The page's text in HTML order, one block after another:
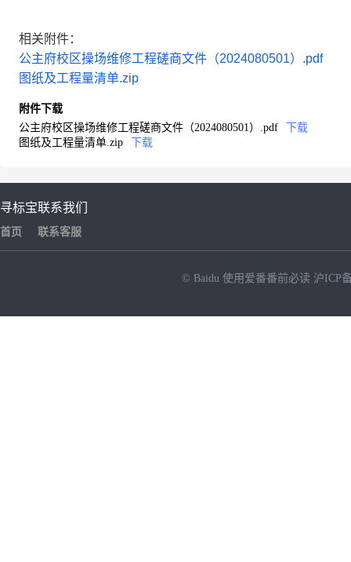
相关附件：
公主府校区操场维修工程磋商文件（2024080501）.pdf
图纸及工程量清单.zip
附件下载
公主府校区操场维修工程磋商文件（2024080501）.pdf
下载
图纸及工程量清单.zip
下载
寻标宝
首页
联系我们
联系客服
© Baidu 使用爱番番前必读 沪ICP